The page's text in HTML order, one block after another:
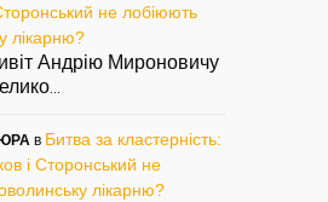
не лобіюють
лікарню?
Андрію Мироновичу
в Битва за кластерність:
і Сторонський не
лікарню?